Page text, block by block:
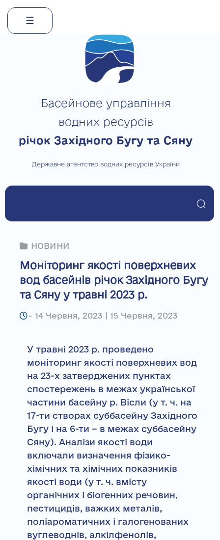
☰
Басейнове управління
водних ресурсів
річок Західного Бугу та Сяну
Державне агентство водних ресурсів України
НОВИНИ
Моніторинг якості поверхневих
вод басейнів річок Західного Бугу
та Сяну у травні 2023 р.
- 14 Червня, 2023 | 15 Червня, 2023
У травні 2023 р. проведено
моніторинг якості поверхневих вод
на 23-х затверджених пунктах
спостережень в межах української
частини басейну р. Вісли (у т. ч. на
17-ти створах суббасейну Західного
Бугу і на 6-ти – в межах суббасейну
Сяну). Аналізи якості води
включали визначення фізико-
хімічних та хімічних показників
якості води (у т. ч. вмісту
органічних і біогенних речовин,
пестицидів, важких металів,
поліароматичних і галогенованих
вуглеводнів, алкілфенолів,